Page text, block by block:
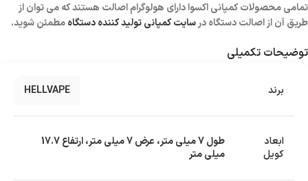
تمامی محصولات کمپانی اکسوا دارای هولوگرام اصالت هستند که می توان از
طریق آن از اصالت دستگاه درسایت کمپانی تولید کننده دستگاهمطمئن شوید.
توضیحات تکمیلی
برند HELLVAPE
ابعاد
کویل
طول 7 میلی متر، عرض 7 میلی متر، ارتفاع 17.7
میلی متر